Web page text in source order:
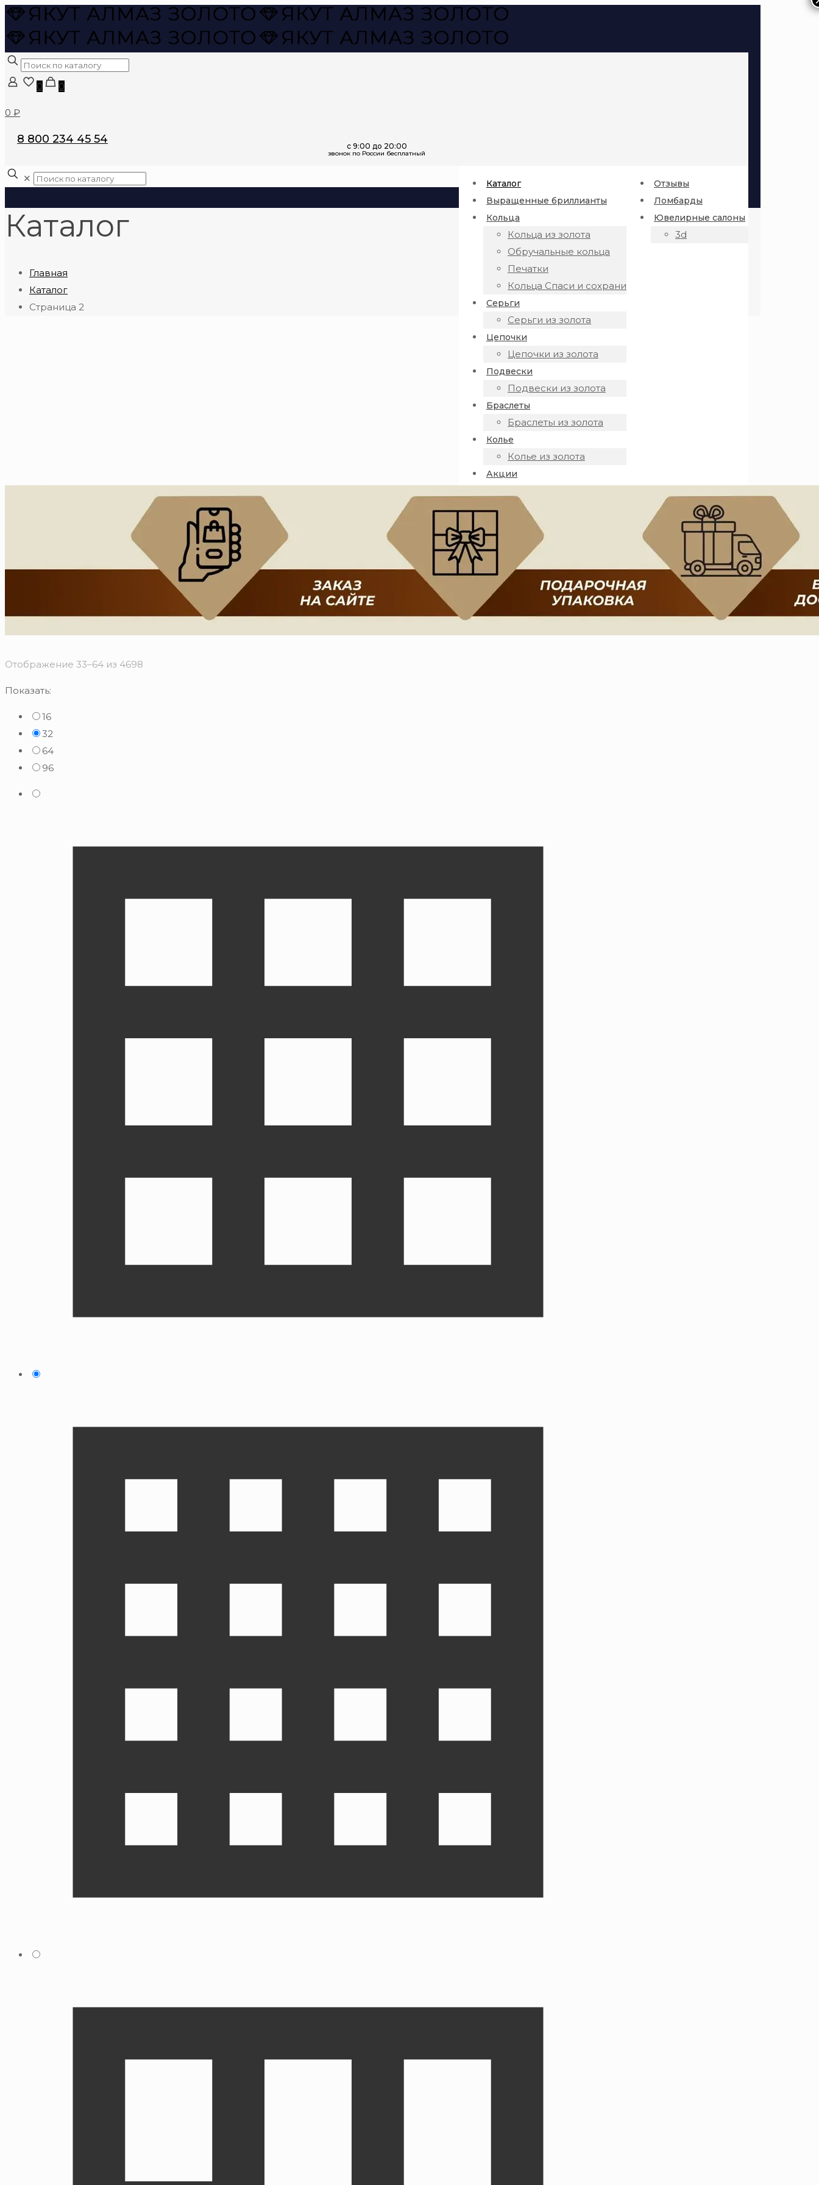
0 0
0 ₽
8 800 234 45 54
Каталог
Выращенные бриллианты
Кольца
Кольца из золота
Обручальные кольца
Печатки
Кольца Спаси и сохрани
Серьги
Серьги из золота
Цепочки
Цепочки из золота
Подвески
Подвески из золота
Браслеты
Браслеты из золота
Колье
Колье из золота
Акции
Отзывы
Ломбарды
Ювелирные салоны
3d
✕
Каталог
Главная
Каталог
Страница 2
Отображение 33–64 из 4698
Показать:
16
32
64
96